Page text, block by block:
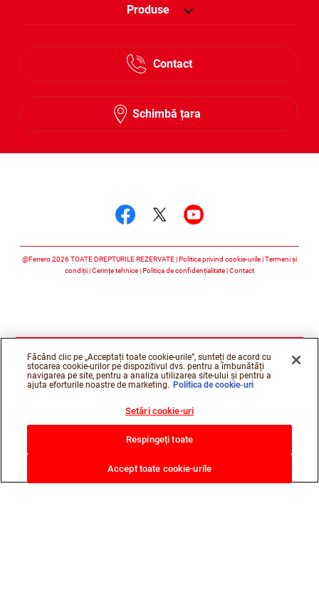
Produse
Contact
Schimbă țara
@Ferrero 2026 TOATE DREPTURILE REZERVATE Politica privind cookie-urile Termeni și
condiții Cerințe tehnice Politica de confidențialitate Contact
Făcând clic pe „Acceptați toate cookie-urile”, sunteți de acord cu
stocarea cookie-urilor pe dispozitivul dvs. pentru a îmbunătăți
navigarea pe site, pentru a analiza utilizarea site-ului și pentru a
ajuta eforturile noastre de marketing. Politica de cookie-uri
Setări cookie-uri
Respingeți toate
Accept toate cookie-urile